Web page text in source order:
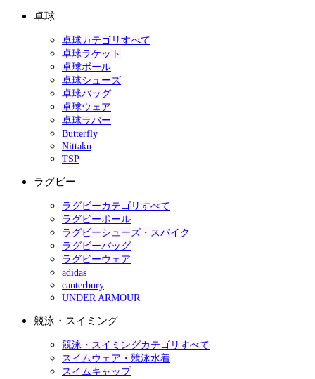
卓球
卓球カテゴリすべて
卓球ラケット
卓球ボール
卓球シューズ
卓球バッグ
卓球ウェア
卓球ラバー
Butterfly
Nittaku
TSP
ラグビー
ラグビーカテゴリすべて
ラグビーボール
ラグビーシューズ・スパイク
ラグビーバッグ
ラグビーウェア
adidas
canterbury
UNDER ARMOUR
競泳・スイミング
競泳・スイミングカテゴリすべて
スイムウェア・競泳水着
スイムキャップ